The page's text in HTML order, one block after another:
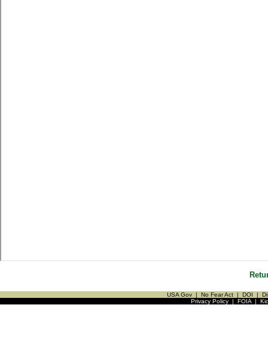
USA Gov | No Fear Act | DOI |
Privacy Policy| FOIA|